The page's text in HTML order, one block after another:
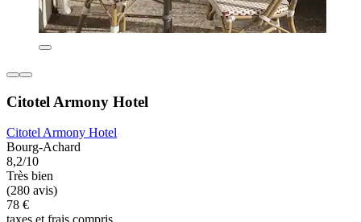
Citotel Armony Hotel
Citotel Armony Hotel
Bourg-Achard
8,2/10
Très bien
(280 avis)
78 €